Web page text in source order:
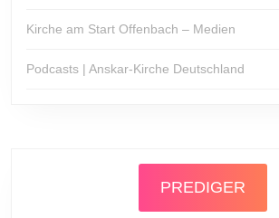
Kirche am Start Offenbach – Medien
Podcasts | Anskar-Kirche Deutschland
PREDIGER